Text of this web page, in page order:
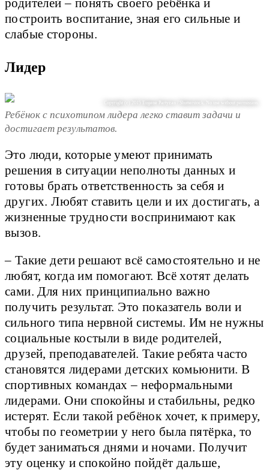
родителей – понять своего ребёнка и
построить воспитание, зная его сильные и
слабые стороны.
Лидер
Copyright (c) 2015 Eugene Partyzan / Shutterstock. No use without permission.
Ребёнок с психотипом лидера легко ставит задачи и
достигает результатов.
Это люди, которые умеют принимать
решения в ситуации неполноты данных и
готовы брать ответственность за себя и
других. Любят ставить цели и их достигать, а
жизненные трудности воспринимают как
вызов.
– Такие дети решают всё самостоятельно и не
любят, когда им помогают. Всё хотят делать
сами. Для них принципиально важно
получить результат. Это показатель воли и
сильного типа нервной системы. Им не нужны
социальные костыли в виде родителей,
друзей, преподавателей. Такие ребята часто
становятся лидерами детских комьюнити. В
спортивных командах – неформальными
лидерами. Они спокойны и стабильны, редко
истерят. Если такой ребёнок хочет, к примеру,
чтобы по геометрии у него была пятёрка, то
будет заниматься днями и ночами. Получит
эту оценку и спокойно пойдёт дальше,